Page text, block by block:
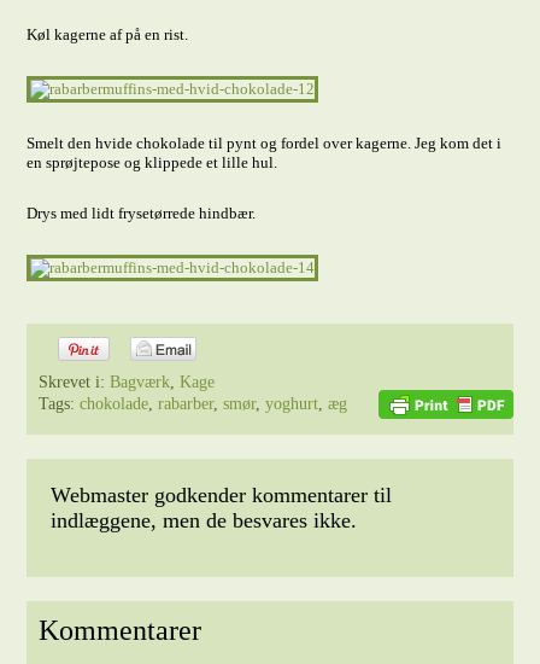
Køl kagerne af på en rist.
Smelt den hvide chokolade til pynt og fordel over kagerne. Jeg kom det i
en sprøjtepose og klippede et lille hul.
Drys med lidt frysetørrede hindbær.
Skrevet i:Bagværk,Kage
Tags:chokolade,rabarber,smør,yoghurt,æg
Webmaster godkender kommentarer til
indlæggene, men de besvares ikke.
Kommentarer